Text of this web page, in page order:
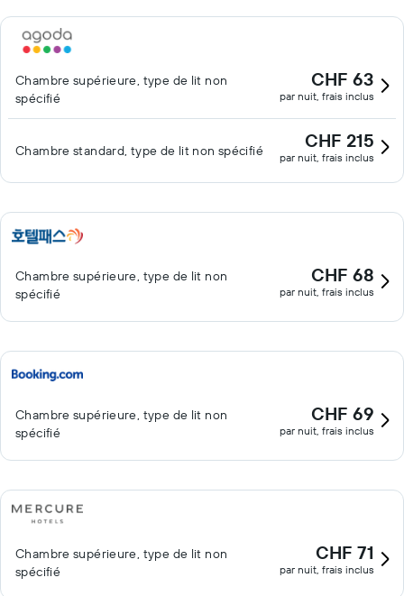
Chambre supérieure, type de lit non
spécifié
CHF 63
par nuit, frais inclus
Chambre standard, type de lit non spécifié CHF 215
par nuit, frais inclus
Chambre supérieure, type de lit non
spécifié
CHF 68
par nuit, frais inclus
Chambre supérieure, type de lit non
spécifié
CHF 69
par nuit, frais inclus
Chambre supérieure, type de lit non
spécifié
CHF 71
par nuit, frais inclus